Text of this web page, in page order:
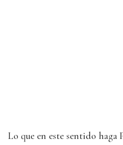
Lo que en este sentido haga